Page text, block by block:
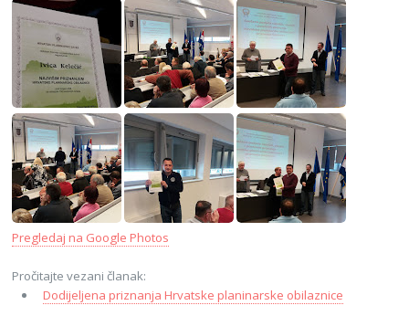
Pregledaj na Google Photos
Pročitajte vezani članak:
Dodijeljena priznanja Hrvatske planinarske obilaznice